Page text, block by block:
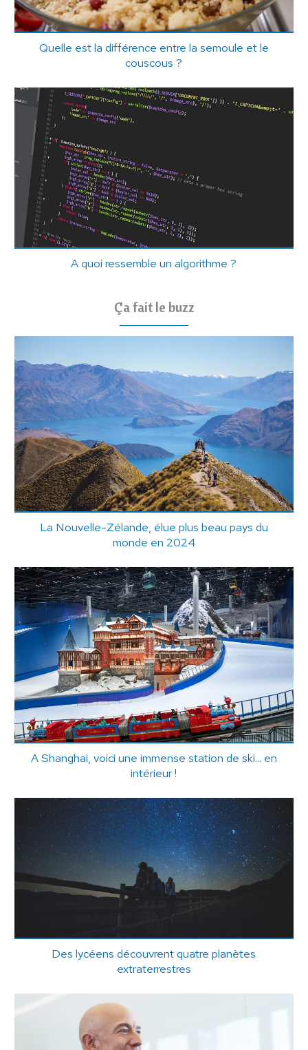
Quelle est la différence entre la semoule et le
couscous ?
A quoi ressemble un algorithme ?
Ça fait le buzz
La Nouvelle-Zélande, élue plus beau pays du
monde en 2024
A Shanghai, voici une immense station de ski... en
intérieur !
Des lycéens découvrent quatre planètes
extraterrestres